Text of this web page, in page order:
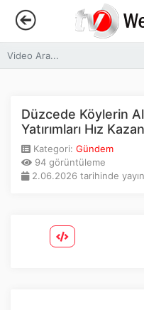
Anasayfa
Canlı Yayın
Kategoriler
Düzcede Köylerin
Yatırımları Hız
Kategori: Gündem
94 görüntüleme
2.06.2026 tarihinde